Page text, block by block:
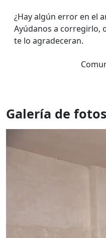
¿Hay algún error en el
Ayúdanos a corregirlo,
te lo agradeceran.
Galería de fotos